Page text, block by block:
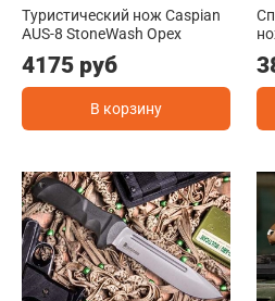
Туристический нож Caspian
AUS-8 StoneWash Орех
4175 руб
В корзину